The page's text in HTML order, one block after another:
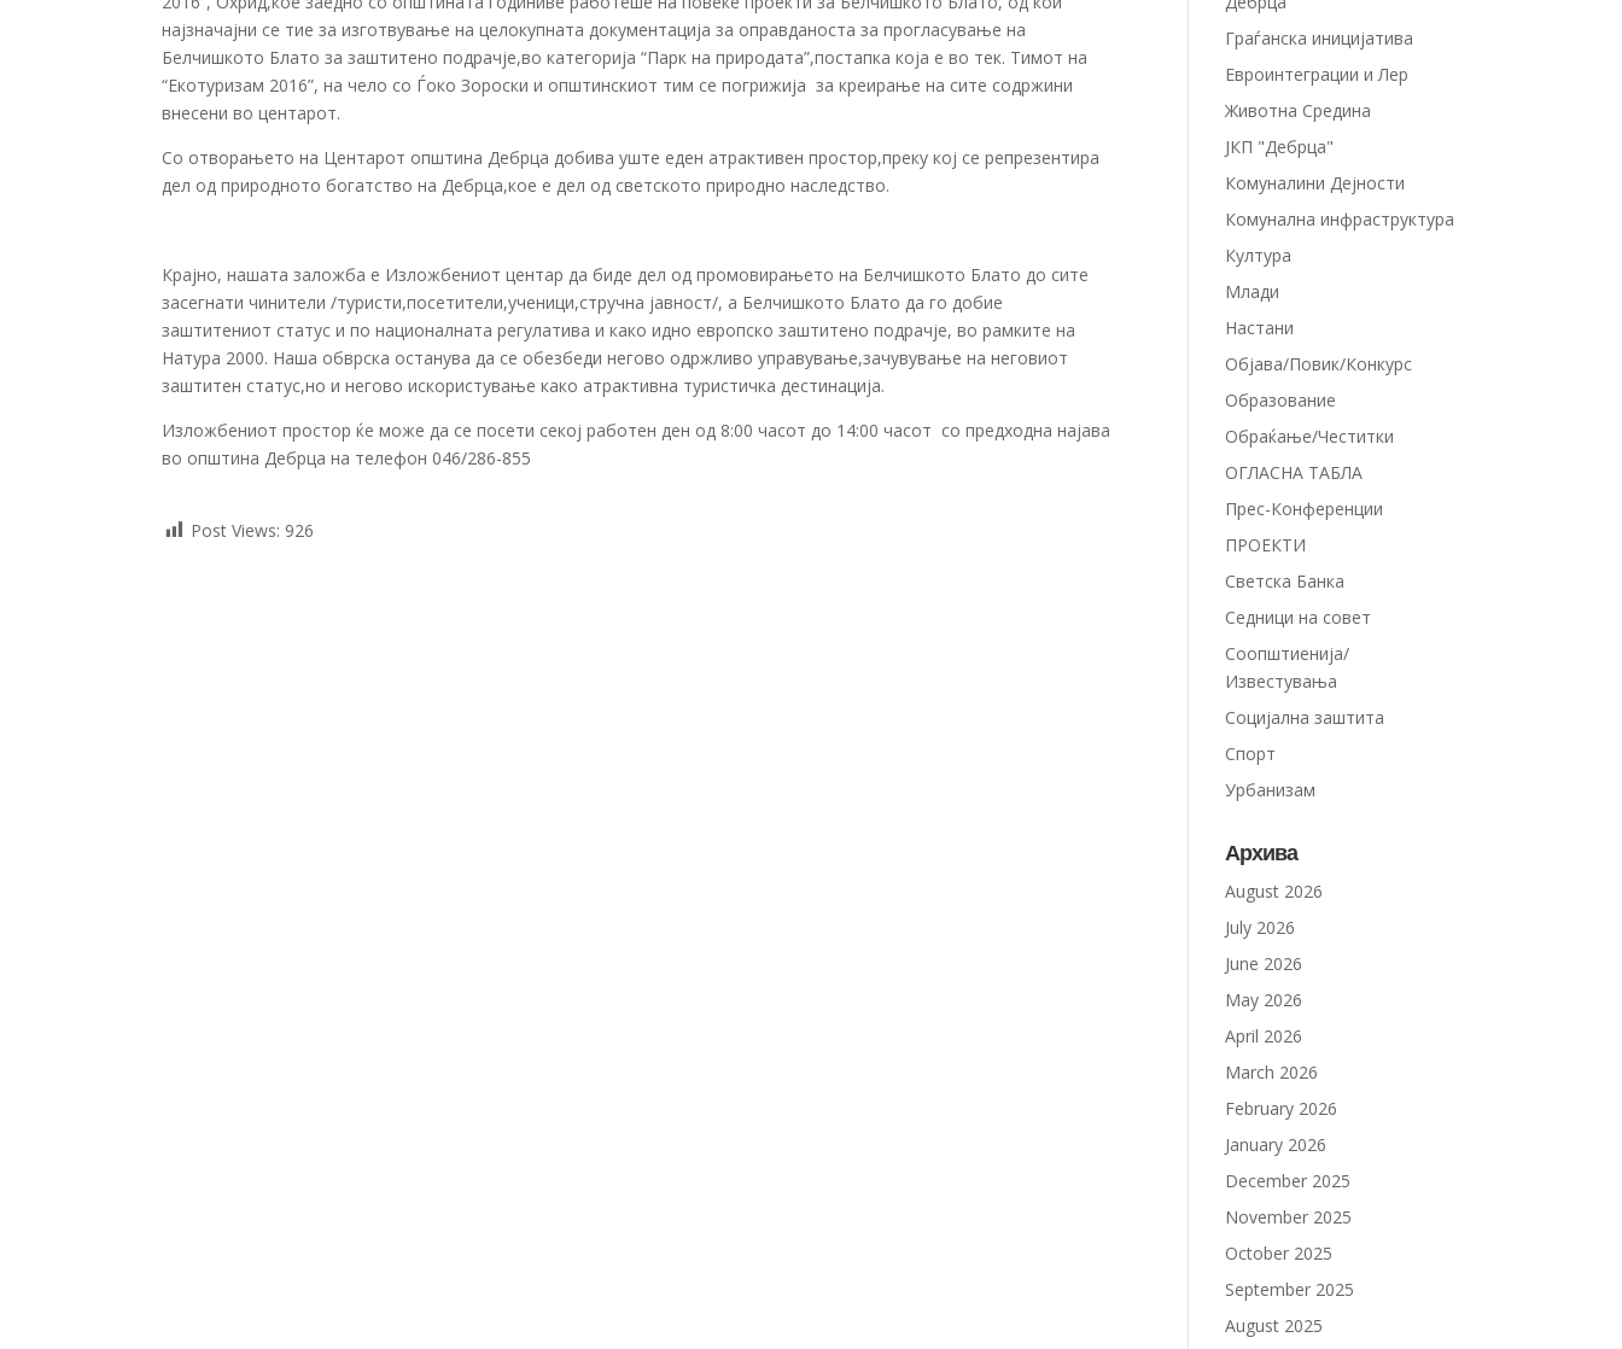
најзначајни се тие за изготвување на целокупната документација за оправданоста за прогласување на
Белчишкото Блато за заштитено подрачје,во категорија “Парк на природата”,постапка која е во тек. Тимот на
“Екотуризам 2016”, на чело со Ѓоко Зороски и општинскиот тим се погрижија за креирање на сите содржини
внесени во центарот.
Со отворањето на Центарот општина Дебрца добива уште еден атрактивен простор,преку кој се репрезентира
дел од природното богатство на Дебрца,кое е дел од светското природно наследство.
Крајно, нашата заложба е Изложбениот центар да биде дел од промовирањето на Белчишкото Блато до сите
засегнати чинители /туристи,посетители,ученици,стручна јавност/, а Белчишкото Блато да го добие
заштитениот статус и по националната регулатива и како идно европско заштитено подрачје, во рамките на
Натура 2000. Наша обврска останува да се обезбеди негово одржливо управување,зачувување на неговиот
заштитен статус,но и негово искористување како атрактивна туристичка дестинација.
Изложбениот простор ќе може да се посети секој работен ден од 8:00 часот до 14:00 часот со предходна најава
во општина Дебрца на телефон 046/286-855
Post Views: 926
Граѓанска иницијатива
Евроинтеграции и Лер
Животна Средина
ЈКП "Дебрца"
Комуналини Дејности
Комунална инфраструктура
Култура
Млади
Настани
Објава/Повик/Конкурс
Образование
Обраќање/Честитки
ОГЛАСНА ТАБЛА
Прес-Конференции
ПРОЕКТИ
Светска Банка
Седници на совет
Соопштиенија/
Известувања
Социјална заштита
Спорт
Урбанизам
Архива
August 2026
July 2026
June 2026
May 2026
April 2026
March 2026
February 2026
January 2026
December 2025
November 2025
October 2025
September 2025
August 2025